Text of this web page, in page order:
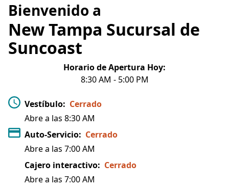
Bienvenido a
New Tampa Sucursal de
Suncoast
Horario de Apertura Hoy:
8:30 AM - 5:00 PM
Vestíbulo: Cerrado
Abre a las 8:30 AM
Auto-Servicio: Cerrado
Abre a las 7:00 AM
Cajero interactivo: Cerrado
Abre a las 7:00 AM